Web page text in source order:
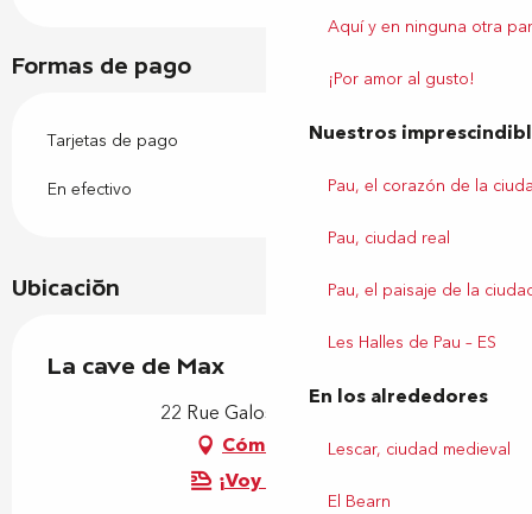
Aquí y en ninguna otra
¡Por amor al gusto!
Nuestros
Pau, el corazón de la
Pau, ciudad real
Pau, el paisaje de la
Les Halles de Pau – ES
En los alrededores
Lescar, ciudad medieval
El Bearn
Formas de pago
Tarjetas de pago
En efectivo
Ubicación
La cave de Max
22 Rue Galos, 64000 Pau
Cómo llegar
¡Voy en tren!